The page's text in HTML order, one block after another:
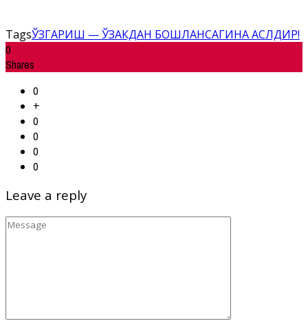
TagsЎЗГАРИШ — ЎЗАКДАН БОШЛАНСАГИНА АСЛДИР!
0
Shares
0
+
0
0
0
0
Leave a reply